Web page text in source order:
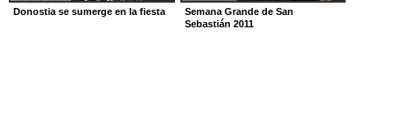
Donostia se sumerge en la fiesta
Semana Grande de San
Sebastián 2011